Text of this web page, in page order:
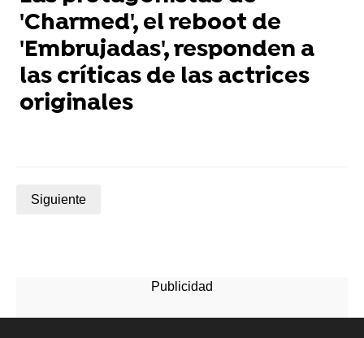
'Charmed', el reboot de
'Embrujadas', responden a
las críticas de las actrices
originales
Siguiente